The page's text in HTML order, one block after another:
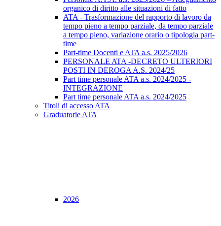
organico di diritto alle situazioni di fatto
ATA - Trasformazione del rapporto di lavoro da
tempo pieno a tempo parziale, da tempo parziale
a tempo pieno, variazione orario o tipologia part-
time
Part-time Docenti e ATA a.s. 2025/2026
PERSONALE ATA -DECRETO ULTERIORI
POSTI IN DEROGA A.S. 2024/25
Part time personale ATA a.s. 2024/2025 -
INTEGRAZIONE
Part time personale ATA a.s. 2024/2025
Titoli di accesso ATA
Graduatorie ATA
2026